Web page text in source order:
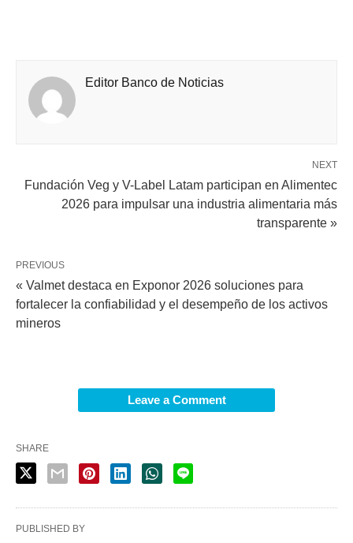
Editor Banco de Noticias
NEXT
Fundación Veg y V-Label Latam participan en Alimentec
2026 para impulsar una industria alimentaria más
transparente »
PREVIOUS
« Valmet destaca en Exponor 2026 soluciones para
fortalecer la confiabilidad y el desempeño de los activos
mineros
Leave a Comment
SHARE
PUBLISHED BY